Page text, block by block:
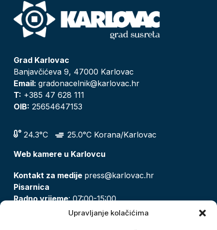
Upravljanje kolačićima
Grad Karlovac
Banjavčićeva 9, 47000 Karlovac
Email: gradonacelnik@karlovac.hr
T: +385 47 628 111
OIB: 25654647153
24.3°C
25.0°C Korana/Karlovac
Web kamere u Karlovcu
Kontakt za medije press@karlovac.hr
Pisarnica
Radno vrijeme: 07:00-15:00
pisarnica@karlovac.hr